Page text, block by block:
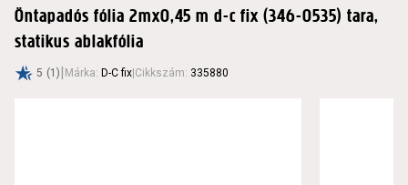
Öntapadós fólia 2mx0,45 m d-c fix (346-0535) tara,
statikus ablakfólia
5 (1)| Márka: D-C fix Cikkszám: 335880